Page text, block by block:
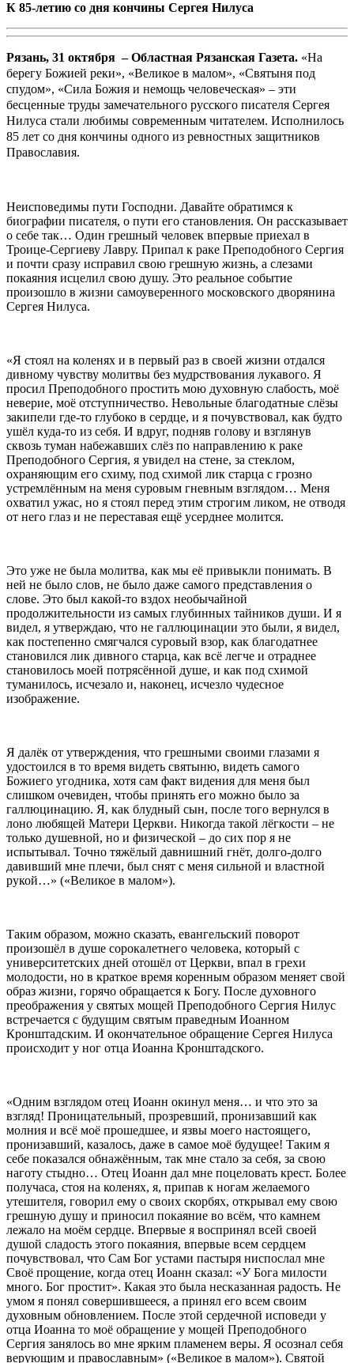
К 85-летию со дня кончины Сергея Нилуса
Рязань, 31 октября – Областная Рязанская Газета. «На
берегу Божией реки», «Великое в малом», «Святыня под
спудом», «Сила Божия и немощь человеческая» – эти
бесценные труды замечательного русского писателя Сергея
Нилуса стали любимы современным читателем. Исполнилось
85 лет со дня кончины одного из ревностных защитников
Православия.
Неисповедимы пути Господни. Давайте обратимся к
биографии писателя, о пути его становления. Он рассказывает
о себе так… Один грешный человек впервые приехал в
Троице-Сергиеву Лавру. Припал к раке Преподобного Сергия
и почти сразу исправил свою грешную жизнь, а слезами
покаяния исцелил свою душу. Это реальное событие
произошло в жизни самоуверенного московского дворянина
Сергея Нилуса.
«Я стоял на коленях и в первый раз в своей жизни отдался
дивному чувству молитвы без мудрствования лукавого. Я
просил Преподобного простить мою духовную слабость, моё
неверие, моё отступничество. Невольные благодатные слёзы
закипели где-то глубоко в сердце, и я почувствовал, как будто
ушёл куда-то из себя. И вдруг, подняв голову и взглянув
сквозь туман набежавших слёз по направлению к раке
Преподобного Сергия, я увидел на стене, за стеклом,
охраняющим его схиму, под схимой лик старца с грозно
устремлённым на меня суровым гневным взглядом… Меня
охватил ужас, но я стоял перед этим строгим ликом, не отводя
от него глаз и не переставая ещё усерднее молится.
Это уже не была молитва, как мы её привыкли понимать. В
ней не было слов, не было даже самого представления о
слове. Это был какой-то вздох необычайной
продолжительности из самых глубинных тайников души. И я
видел, я утверждаю, что не галлюцинации это были, я видел,
как постепенно смягчался суровый взор, как благодатнее
становился лик дивного старца, как всё легче и отраднее
становилось моей потрясённой душе, и как под схимой
туманилось, исчезало и, наконец, исчезло чудесное
изображение.
Я далёк от утверждения, что грешными своими глазами я
удостоился в то время видеть святыню, видеть самого
Божиего угодника, хотя сам факт видения для меня был
слишком очевиден, чтобы принять его можно было за
галлюцинацию. Я, как блудный сын, после того вернулся в
лоно любящей Матери Церкви. Никогда такой лёгкости – не
только душевной, но и физической – до сих пор я не
испытывал. Точно тяжёлый давнишний гнёт, долго-долго
давивший мне плечи, был снят с меня сильной и властной
рукой…» («Великое в малом»).
Таким образом, можно сказать, евангельский поворот
произошёл в душе сорокалетнего человека, который с
университетских дней отошёл от Церкви, впал в грехи
молодости, но в краткое время коренным образом меняет свой
образ жизни, горячо обращается к Богу. После духовного
преображения у святых мощей Преподобного Сергия Нилус
встречается с будущим святым праведным Иоанном
Кронштадским. И окончательное обращение Сергея Нилуса
происходит у ног отца Иоанна Кронштадского.
«Одним взглядом отец Иоанн окинул меня… и что это за
взгляд! Проницательный, прозревший, пронизавший как
молния и всё моё прошедшее, и язвы моего настоящего,
пронизавший, казалось, даже в самое моё будущее! Таким я
себе показался обнажённым, так мне стало за себя, за свою
наготу стыдно… Отец Иоанн дал мне поцеловать крест. Более
получаса, стоя на коленях, я, припав к ногам желаемого
утешителя, говорил ему о своих скорбях, открывал ему свою
грешную душу и приносил покаяние во всём, что камнем
лежало на моём сердце. Впервые я воспринял всей своей
душой сладость этого покаяния, впервые всем сердцем
почувствовал, что Сам Бог устами пастыря ниспослал мне
Своё прощение, когда отец Иоанн сказал: «У Бога милости
много. Бог простит». Какая это была несказанная радость. Не
умом я понял совершившееся, а принял его всем своим
духовным обновлением. После этой сердечной исповеди у
отца Иоанна то моё обращение у мощей Преподобного
Сергия занялось во мне ярким пламенем веры. Я осознал себя
верующим и православным» («Великое в малом»). Святой